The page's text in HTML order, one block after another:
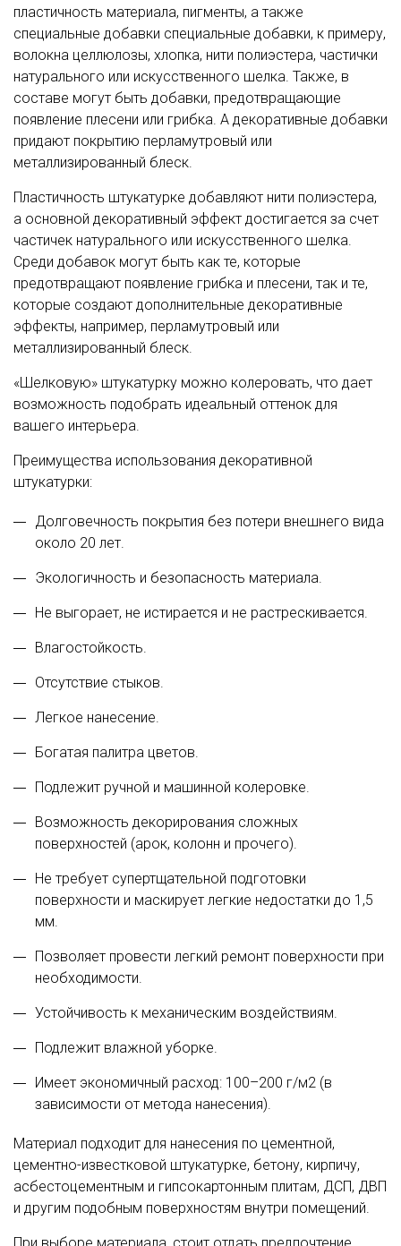
пластичность материала, пигменты, а также
специальные добавки специальные добавки, к примеру,
волокна целлюлозы, хлопка, нити полиэстера, частички
натурального или искусственного шелка. Также, в
составе могут быть добавки, предотвращающие
появление плесени или грибка. А декоративные добавки
придают покрытию перламутровый или
металлизированный блеск.
Пластичность штукатурке добавляют нити полиэстера,
а основной декоративный эффект достигается за счет
частичек натурального или искусственного шелка.
Среди добавок могут быть как те, которые
предотвращают появление грибка и плесени, так и те,
которые создают дополнительные декоративные
эффекты, например, перламутровый или
металлизированный блеск.
«Шелковую» штукатурку можно колеровать, что дает
возможность подобрать идеальный оттенок для
вашего интерьера.
Преимущества использования декоративной
штукатурки:
Долговечность покрытия без потери внешнего вида
около 20 лет.
Экологичность и безопасность материала.
Не выгорает, не истирается и не растрескивается.
Влагостойкость.
Отсутствие стыков.
Легкое нанесение.
Богатая палитра цветов.
Подлежит ручной и машинной колеровке.
Возможность декорирования сложных
поверхностей (арок, колонн и прочего).
Не требует супертщательной подготовки
поверхности и маскирует легкие недостатки до 1,5
мм.
Позволяет провести легкий ремонт поверхности при
необходимости.
Устойчивость к механическим воздействиям.
Подлежит влажной уборке.
Имеет экономичный расход: 100–200 г/м2 (в
зависимости от метода нанесения).
Материал подходит для нанесения по цементной,
цементно-известковой штукатурке, бетону, кирпичу,
асбестоцементным и гипсокартонным плитам, ДСП, ДВП
и другим подобным поверхностям внутри помещений.